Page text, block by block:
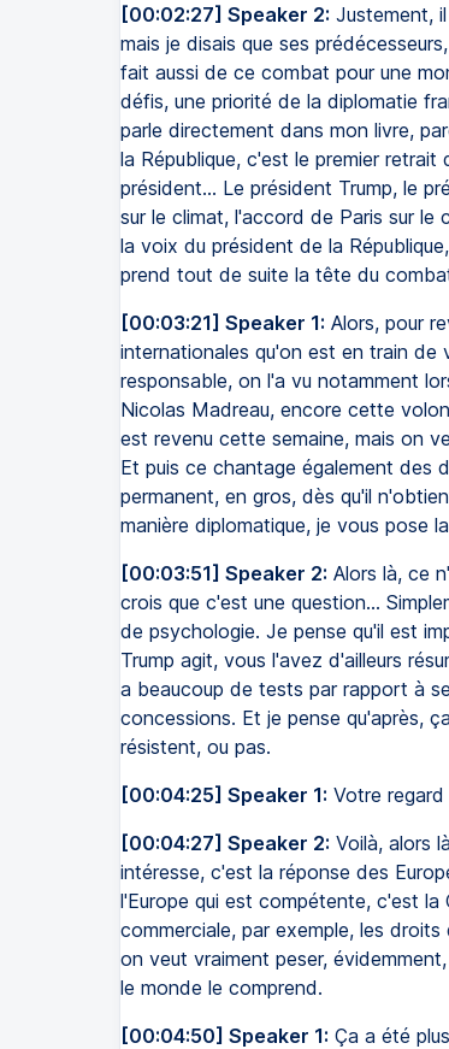
[00:02:27] Speaker 2: Justement,
mais je disais que ses
fait aussi de ce combat pour une
défis, une priorité de la diplomatie
parle directement dans mon livre,
la République, c'est le premier
président... Le président Trump, le
sur le climat, l'accord de Paris sur le
la voix du président de la
prend tout de suite la tête du
[00:03:21] Speaker 1: Alors, pour
internationales qu'on est en train de
responsable, on l'a vu notamment
Nicolas Madreau, encore cette
est revenu cette semaine, mais on
Et puis ce chantage également des
permanent, en gros, dès qu'il
manière diplomatique, je vous pose
[00:03:51] Speaker 2: Alors là, ce
crois que c'est une question...
de psychologie. Je pense qu'il est
Trump agit, vous l'avez d'ailleurs
a beaucoup de tests par rapport à
concessions. Et je pense qu'après,
résistent, ou pas.
[00:04:25] Speaker 1: Votre regard
[00:04:27] Speaker 2: Voilà, alors
intéresse, c'est la réponse des
l'Europe qui est compétente, c'est la
commerciale, par exemple, les
on veut vraiment peser,
le monde le comprend.
[00:04:50] Speaker 1: Ça a été